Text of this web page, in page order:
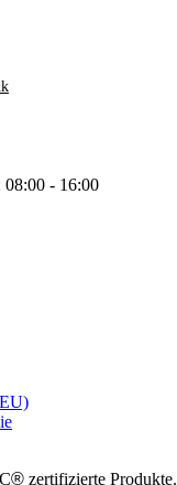
08:00 - 16:00
® zertifizierte Produkte.